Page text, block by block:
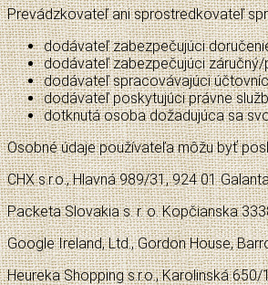
Prevádzkovateľ ani sprostredkovateľ
dodávateľ zabezpečujúci
dodávateľ zabezpečujúci záručný/
dodávateľ spracovávajúci
dodávateľ poskytujúci právne
dotknutá osoba dožadujúca sa
Osobné údaje používateľa môžu byť
CHX s.r.o., Hlavná 989/31, 924 01
Packeta Slovakia s. r. o. Kopčianska
Google Ireland, Ltd., Gordon House,
Heureka Shopping s.r.o., Karolinská